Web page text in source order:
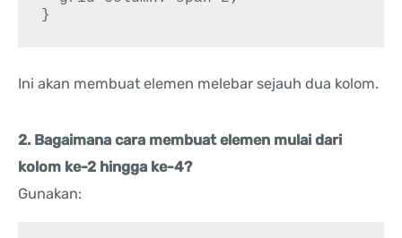
}
Ini akan membuat elemen melebar sejauh dua kolom.
2. Bagaimana cara membuat elemen mulai dari
kolom ke-2 hingga ke-4?
Gunakan: